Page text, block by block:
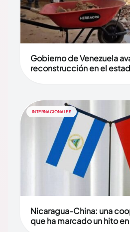
Gobierno de Venezuela
reconstrucción en el
INTERNACIONALES
Nicaragua-China: una
que ha marcado un hito